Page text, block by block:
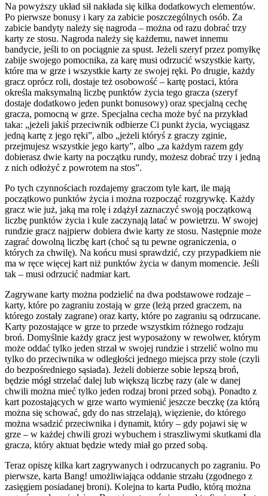
Na powyższy układ sił nakłada się kilka dodatkowych elementów.
Po pierwsze bonusy i kary za zabicie poszczególnych osób. Za
zabicie bandyty należy się nagroda – można od razu dobrać trzy
karty ze stosu. Nagroda należy się każdemu, nawet innemu
bandycie, jeśli to on pociągnie za spust. Jeżeli szeryf przez pomyłkę
zabije swojego pomocnika, za karę musi odrzucić wszystkie karty,
które ma w grze i wszystkie karty ze swojej ręki. Po drugie, każdy
gracz oprócz roli, dostaje też osobowość – kartę postaci, która
określa maksymalną liczbę punktów życia tego gracza (szeryf
dostaje dodatkowo jeden punkt bonusowy) oraz specjalną cechę
gracza, pomocną w grze. Specjalna cecha może być na przykład
taka: „jeżeli jakiś przeciwnik odbierze Ci punkt życia, wyciągasz
jedną kartę z jego ręki”, albo „jeżeli któryś z graczy zginie,
przejmujesz wszystkie jego karty”, albo „za każdym razem gdy
dobierasz dwie karty na początku rundy, możesz dobrać trzy i jedną
z nich odłożyć z powrotem na stos”.
Po tych czynnościach rozdajemy graczom tyle kart, ile mają
początkowo punktów życia i można rozpocząć rozgrywkę. Każdy
gracz wie już, jaką ma rolę i zdążył zaznaczyć swoją początkową
liczbę punktów życia i kule zaczynają latać w powietrzu. W swojej
rundzie gracz najpierw dobiera dwie karty ze stosu. Następnie może
zagrać dowolną liczbę kart (choć są tu pewne ograniczenia, o
których za chwilę). Na końcu musi sprawdzić, czy przypadkiem nie
ma w ręce więcej kart niż punktów życia w danym momencie. Jeśli
tak – musi odrzucić nadmiar kart.
Zagrywane karty można podzielić na dwa podstawowe rodzaje –
karty, które po zagraniu zostają w grze (leżą przed graczem, na
którego zostały zagrane) oraz karty, które po zagraniu są odrzucane.
Karty pozostające w grze to przede wszystkim różnego rodzaju
broń. Domyślnie każdy gracz jest wyposażony w rewolwer, którym
może oddać tylko jeden strzał w swojej rundzie i strzelić wolno mu
tylko do przeciwnika w odległości jednego miejsca przy stole (czyli
do bezpośredniego sąsiada). Jeżeli dobierze sobie lepszą broń,
będzie mógł strzelać dalej lub większą liczbę razy (ale w danej
chwili można mieć tylko jeden rodzaj broni przed sobą). Ponadto z
kart pozostających w grze warto wymienić jeszcze beczkę (za którą
można się schować, gdy do nas strzelają), więzienie, do którego
można wsadzić przeciwnika i dynamit, który – gdy pojawi się w
grze – w każdej chwili grozi wybuchem i straszliwymi skutkami dla
gracza, który aktuat będzie wtedy miał go przed sobą.
Teraz opiszę kilka kart zagrywanych i odrzucanych po zagraniu. Po
pierwsze, karta Bang! umożliwiająca oddanie strzału (zgodnego z
zasięgiem posiadanej broni). Kolejna to karta Pudło, którą można